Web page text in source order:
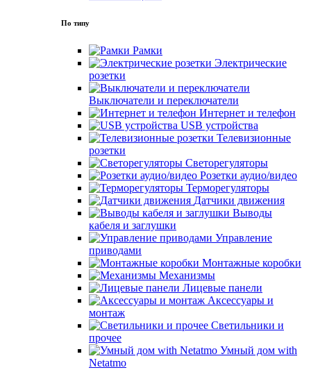
По типу
Рамки
Электрические
розетки
Выключатели и переключатели
Интернет и телефон
USB устройства
Телевизионные
розетки
Светорегуляторы
Розетки аудио/видео
Терморегуляторы
Датчики движения
Выводы
кабеля и заглушки
Управление
приводами
Монтажные коробки
Механизмы
Лицевые панели
Аксессуары и
монтаж
Светильники и
прочее
Умный дом with
Netatmo